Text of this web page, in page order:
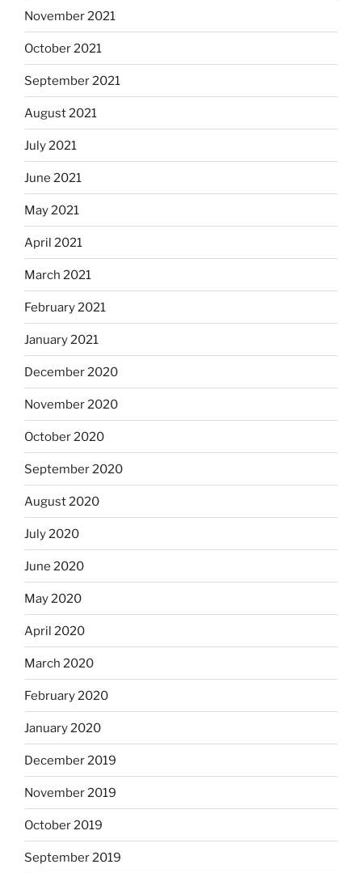
November 2021
October 2021
September 2021
August 2021
July 2021
June 2021
May 2021
April 2021
March 2021
February 2021
January 2021
December 2020
November 2020
October 2020
September 2020
August 2020
July 2020
June 2020
May 2020
April 2020
March 2020
February 2020
January 2020
December 2019
November 2019
October 2019
September 2019